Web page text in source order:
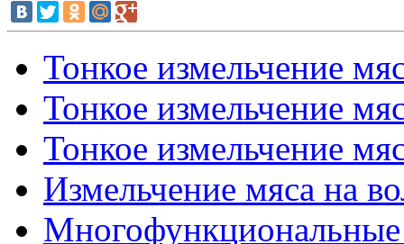
Тонкое измельчение
Тонкое измельчение
Тонкое измельчение
Измельчение мяса на